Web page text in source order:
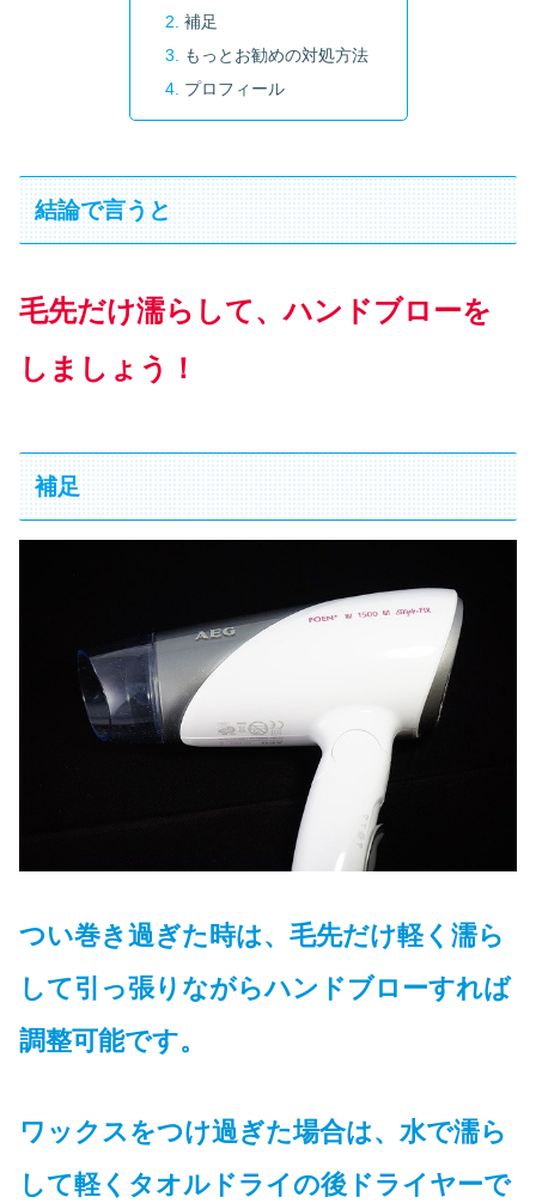
補足
もっとお勧めの対処方法
プロフィール
結論で言うと
毛先だけ濡らして、ハンドブローを
しましょう！
補足
つい巻き過ぎた時は、毛先だけ軽く濡ら
して引っ張りながらハンドブローすれば
調整可能です。
ワックスをつけ過ぎた場合は、水で濡ら
して軽くタオルドライの後ドライヤーで